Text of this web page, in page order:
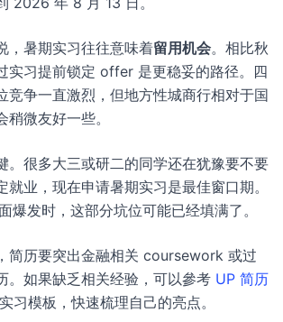
，暑期实习往往意味着留用机会。相比秋
实习提前锁定 offer 是更稳妥的路径。四
竞争一直激烈，但地方性城商行相对于国
微友好一些。
。很多大三或研二的同学还在犹豫要不要
就业，现在申请暑期实习是最佳窗口期。
爆发时，这部分坑位可能已经填满了。
简历要突出金融相关 coursework 或过
。如果缺乏相关经验，可以參考 UP 简历
习模板，快速梳理自己的亮点。